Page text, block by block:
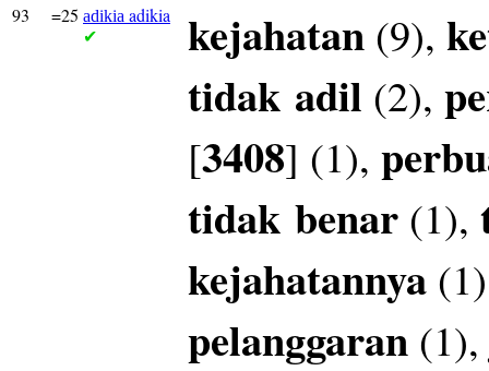
93 =25 adikia adikia
✔ kejahatan (9),
tidak adil (2),
[3408] (1),
tidak benar (1),
kejahatannya
pelanggaran (1),